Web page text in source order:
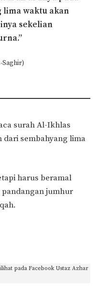
lima waktu akan
sekelian
Saghir)
surah Al-Ikhlas
dari sembahyang lima
harus beramal
jumhur
pada Facebook Ustaz Azhar